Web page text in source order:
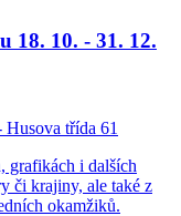
18. 10. - 31. 12.
třída 61
grafikách i dalších
či krajiny, ale také z
okamžiků.